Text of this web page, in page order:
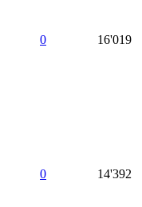
0 16'019
0 14'392